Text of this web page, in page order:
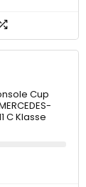
Cup
C Klasse